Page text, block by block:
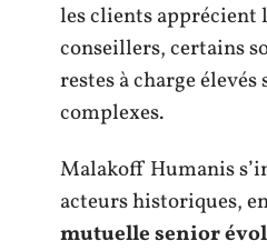
les clients
conseillers, certains
restes à charge élevés
complexes.
Malakoff Humanis
acteurs historiques,
mutuelle senior